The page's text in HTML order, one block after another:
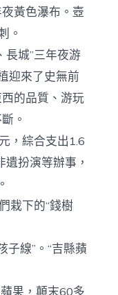
黃色瀑布。壺
。
城”三年夜游
迎來了史無前
的品質、游玩
。
，綜合支出1.6
扮演等辦事，
栽下的“錢樹
線”。“吉縣蘋